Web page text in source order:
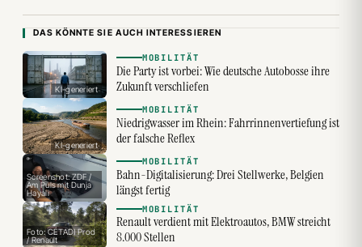
DAS KÖNNTE SIE AUCH INTERESSIEREN
KI-generiert
MOBILITÄT
Die Party ist vorbei: Wie deutsche Autobosse ihre
Zukunft verschliefen
KI-generiert
MOBILITÄT
Niedrigwasser im Rhein: Fahrrinnenvertiefung ist
der falsche Reflex
Screenshot: ZDF /
Am Puls mit Dunja
Hayali
MOBILITÄT
Bahn-Digitalisierung: Drei Stellwerke, Belgien
längst fertig
Foto: CÉTADI Prod
/ Renault
MOBILITÄT
Renault verdient mit Elektroautos, BMW streicht
8.000 Stellen